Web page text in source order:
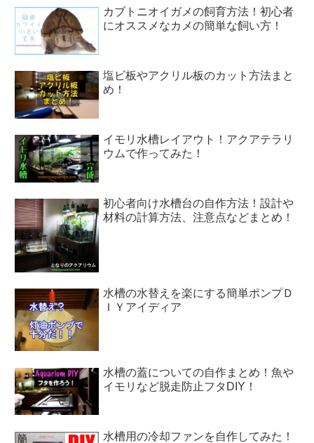
カブトニオイガメの飼育方法！初心者
にオススメなカメの簡単な飼い方！
塩ビ板やアクリル板のカット方法まと
め！
イモリ水槽レイアウト！アクアテラリ
ウムで作ってみた！
初心者向け水槽台の自作方法！設計や
材料の計算方法、注意点などまとめ！
水槽の水替えを楽にする簡単ポンプＤ
ＩＹアイディア
水槽の蓋についての自作まとめ！魚や
イモリなど脱走防止フタDIY！
水槽用の冷却ファンを自作してみた！